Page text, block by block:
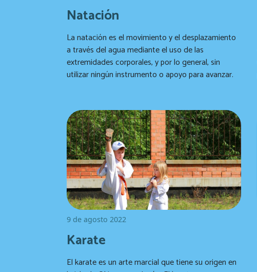
Natación
La natación es el movimiento y el desplazamiento
a través del agua mediante el uso de las
extremidades corporales, y por lo general, sin
utilizar ningún instrumento o apoyo para avanzar.
9 de agosto 2022
Karate
El karate es un arte marcial que tiene su origen en